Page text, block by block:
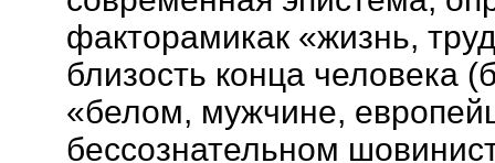
факторамикак «жизнь,
близость конца человека
«белом, мужчине,
бессознательном